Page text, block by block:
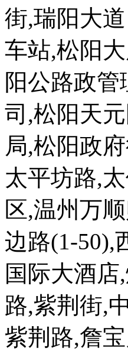
街,瑞阳大
车站,松阳
阳公路政
司,松阳天
局,松阳政
太平坊路,
区,温州万
边路(1-50),
国际大酒
路,紫荆街,
紫荆路,詹